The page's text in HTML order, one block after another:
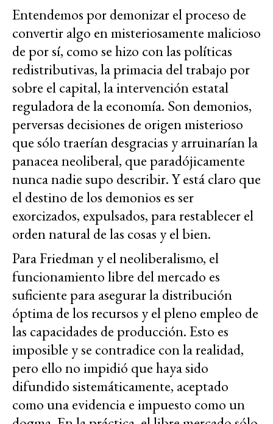
Entendemos por demonizar el proceso de
convertir algo en misteriosamente malicioso
de por sí, como se hizo con las políticas
redistributivas, la primacia del trabajo por
sobre el capital, la intervención estatal
reguladora de la economía. Son demonios,
perversas decisiones de origen misterioso
que sólo traerían desgracias y arruinarían la
panacea neoliberal, que paradójicamente
nunca nadie supo describir. Y está claro que
el destino de los demonios es ser
exorcizados, expulsados, para restablecer el
orden natural de las cosas y el bien.
Para Friedman y el neoliberalismo, el
funcionamiento libre del mercado es
suficiente para asegurar la distribución
óptima de los recursos y el pleno empleo de
las capacidades de producción. Esto es
imposible y se contradice con la realidad,
pero ello no impidió que haya sido
difundido sistemáticamente, aceptado
como una evidencia e impuesto como un